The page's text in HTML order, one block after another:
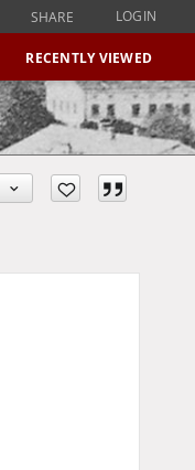
SHARE LOGIN
RECENTLY VIEWED